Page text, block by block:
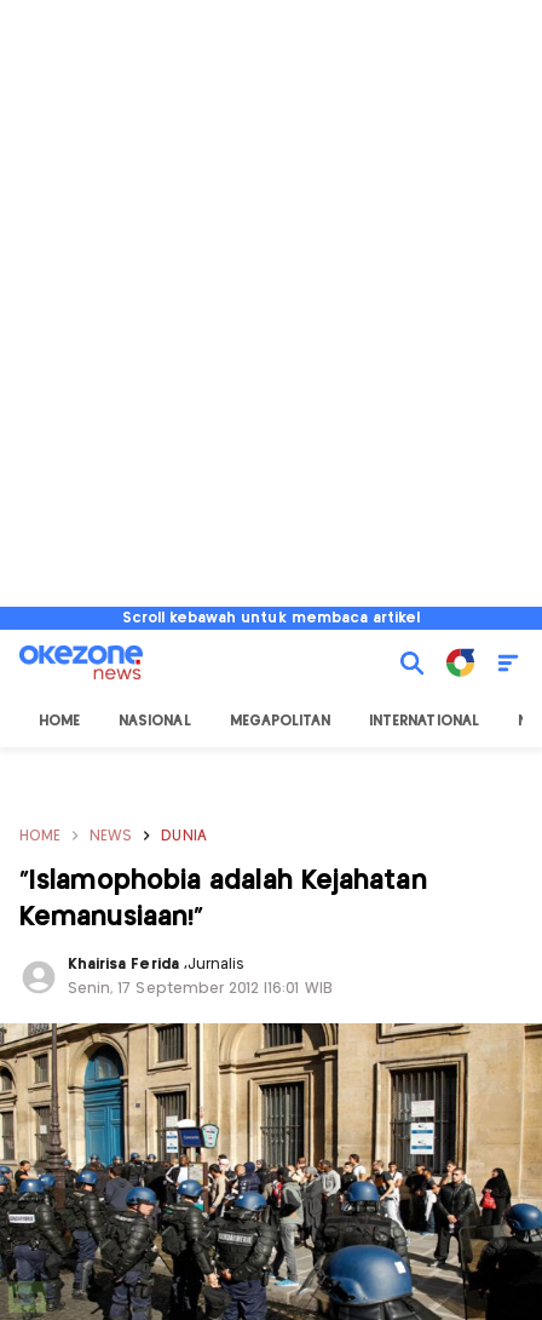
Scroll kebawah untuk membaca artikel
HOME NASIONAL MEGAPOLITAN INTERNATIONAL
HOME NEWS DUNIA
"Islamophobia adalah Kejahatan
Kemanusiaan!"
Khairisa Ferida ,Jurnalis
Senin, 17 September 2012 |16:01 WIB